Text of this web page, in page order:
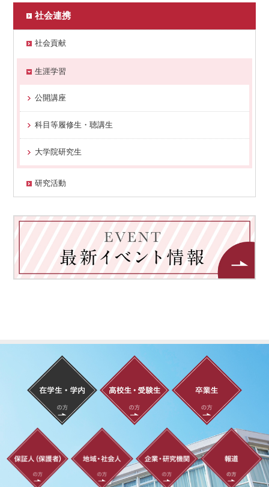
社会連携
社会貢献
生涯学習
公開講座
科目等履修生・聴講生
大学院研究生
研究活動